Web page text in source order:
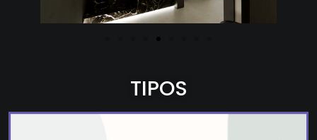
TIPOS